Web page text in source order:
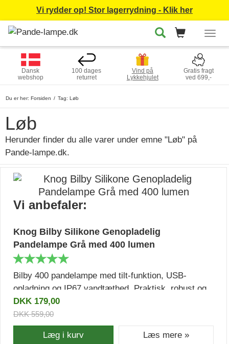
Vi rydder op! Stor lagerrydning - Klik her
Dansk
webshop
100 dages
returret
Vind på
Lykkehjulet
Gratis fragt
ved 699,-
Du er her: Forsiden Tag: Løb
Løb
Herunder finder du alle varer under emne "Løb" på
Pande-lampe.dk.
Vi anbefaler:
Knog Bilby Silikone Genopladelig
Pandelampe Grå med 400 lumen
Bilby 400 pandelampe med tilt-funktion, USB-
opladning og IP67 vandtæthed. Praktisk, robust og
effektiv belysning til løb, cykling, vandreture og alle
udendørs aktiviteter.
DKK 179,00
DKK 559,00
Læg i kurv Læs mere »